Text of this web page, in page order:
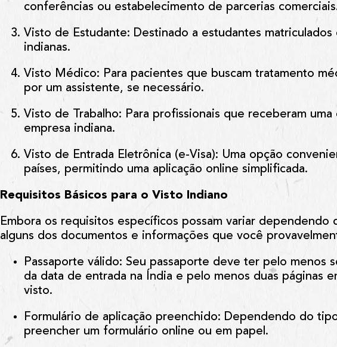
conferências ou estabelecimento de parcerias
Visto de Estudante: Destinado a estudantes
indianas.
Visto Médico: Para pacientes que buscam tratamento
por um assistente, se necessário.
Visto de Trabalho: Para profissionais que receberam
empresa indiana.
Visto de Entrada Eletrônica (e-Visa): Uma opção
países, permitindo uma aplicação online simplificada.
Requisitos Básicos para o Visto Indiano
Embora os requisitos específicos possam variar
alguns dos documentos e informações que você
Passaporte válido: Seu passaporte deve ter pelo menos
da data de entrada na Índia e pelo menos duas páginas
visto.
Formulário de aplicação preenchido: Dependendo do
preencher um formulário online ou em papel.